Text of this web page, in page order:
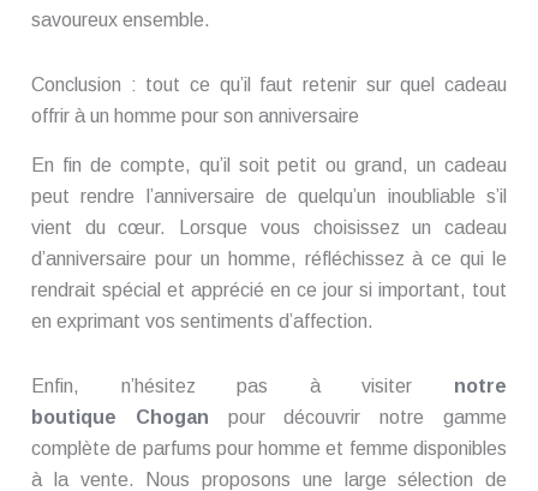
savoureux ensemble.
Conclusion : tout ce qu’il faut retenir sur quel cadeau
offrir à un homme pour son anniversaire
En fin de compte, qu’il soit petit ou grand, un cadeau
peut rendre l’anniversaire de quelqu’un inoubliable s’il
vient du cœur. Lorsque vous choisissez un cadeau
d’anniversaire pour un homme, réfléchissez à ce qui le
rendrait spécial et apprécié en ce jour si important, tout
en exprimant vos sentiments d’affection.
Enfin, n’hésitez pas à visiter notre
boutique Chogan pour découvrir notre gamme
complète de parfums pour homme et femme disponibles
à la vente. Nous proposons une large sélection de